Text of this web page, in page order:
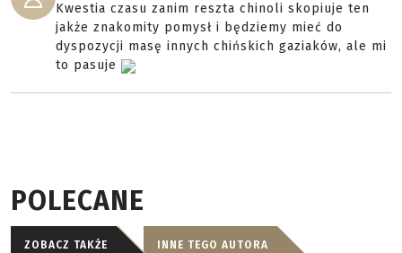
Kwestia czasu zanim reszta chinoli skopiuje ten
jakże znakomity pomysł i będziemy mieć do
dyspozycji masę innych chińskich gaziaków, ale mi
to pasuje
POLECANE
ZOBACZ TAKŻE INNE TEGO AUTORA